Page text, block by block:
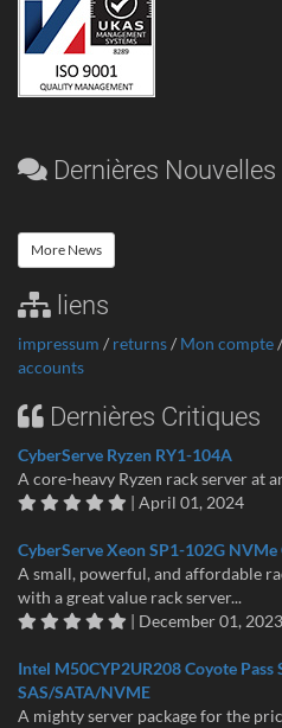
Dernières Nouvelles
More News
liens
impressum / returns/ Mon compte/
accounts
Dernières Critiques
CyberServe Ryzen RY1-104A
A core-heavy Ryzen rack server at
| April 01, 2024
CyberServe Xeon SP1-102G NVMe
A small, powerful, and affordable
with a great value rack server...
| December 01, 2023
Intel M50CYP2UR208 Coyote Pass
SAS/SATA/NVME
A mighty server package for the